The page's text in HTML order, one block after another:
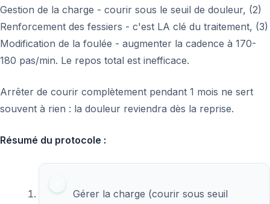
Gestion de la charge - courir sous le seuil de douleur, (2)
Renforcement des fessiers - c'est LA clé du traitement, (3)
Modification de la foulée - augmenter la cadence à 170-
180 pas/min. Le repos total est inefficace.
Arrêter de courir complètement pendant 1 mois ne sert
souvent à rien : la douleur reviendra dès la reprise.
Résumé du protocole :
Gérer la charge (courir sous seuil